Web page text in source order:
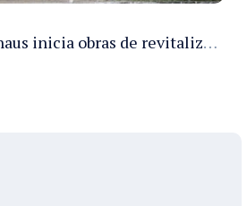
Prefeitura de Manaus inicia obras de revitalização na passarela Max Teixeira para ampliar segurança e mobilidade urbana